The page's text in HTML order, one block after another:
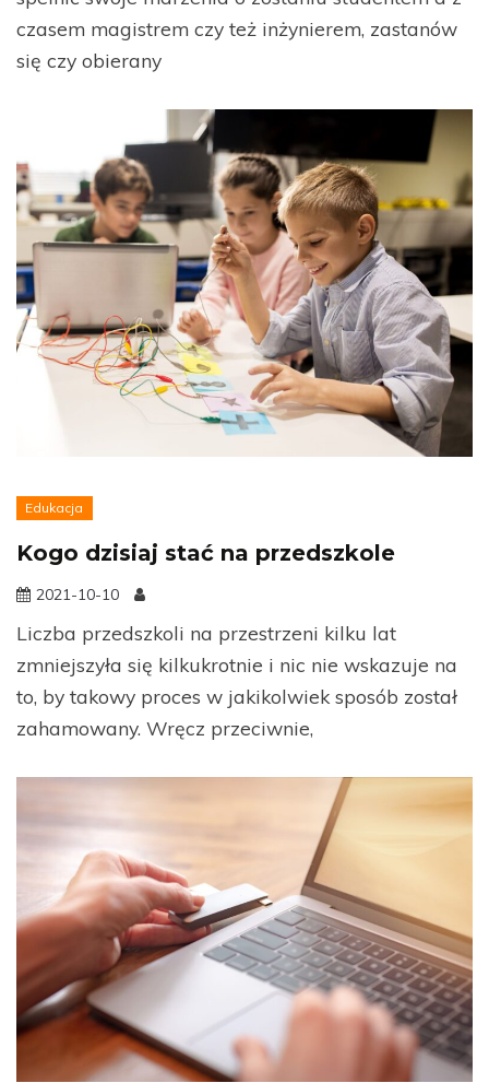
czasem magistrem czy też inżynierem, zastanów
się czy obierany
Edukacja
Kogo dzisiaj stać na przedszkole
2021-10-10
Liczba przedszkoli na przestrzeni kilku lat
zmniejszyła się kilkukrotnie i nic nie wskazuje na
to, by takowy proces w jakikolwiek sposób został
zahamowany. Wręcz przeciwnie,